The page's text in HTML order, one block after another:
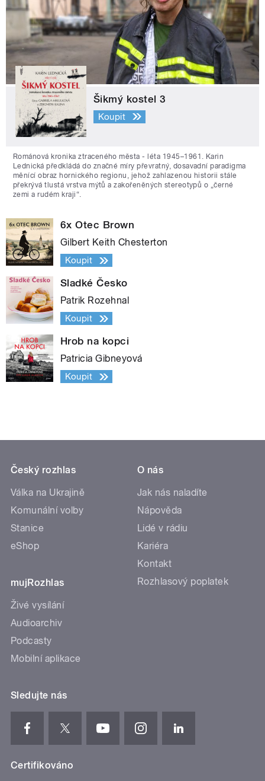
Šikmý kostel 3
Koupit
Románová kronika ztraceného města - léta 1945–1961. Karin
Lednická předkládá do značné míry převratný, dosavadní paradigma
měnící obraz hornického regionu, jehož zahlazenou historii stále
překrývá tlustá vrstva mýtů a zakořeněných stereotypů o „černé
zemi a rudém kraji“.
6x Otec Brown
Gilbert Keith Chesterton
Koupit
Sladké Česko
Patrik Rozehnal
Koupit
Hrob na kopci
Patricia Gibneyová
Koupit
Český rozhlas
Válka na Ukrajině
Komunální volby
Stanice
eShop
mujRozhlas
Živé vysílání
Audioarchiv
Podcasty
Mobilní aplikace
O nás
Jak nás naladíte
Nápověda
Lidé v rádiu
Kariéra
Kontakt
Rozhlasový poplatek
Sledujte nás
Certifikováno